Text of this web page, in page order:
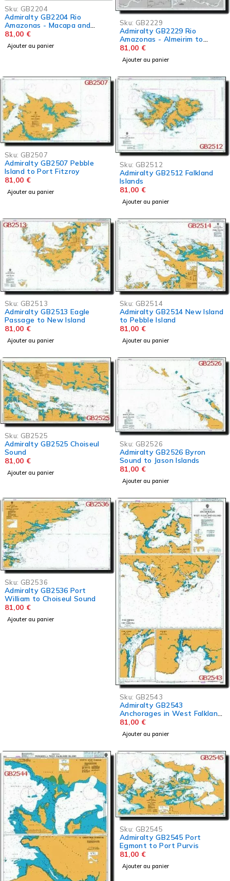
Sku: GB2204
Admiralty GB2204 Rio
Amazonas - Macapa and
Belem to Almeirim
81,00 €
Ajouter au panier
Sku: GB2229
Admiralty GB2229 Rio
Amazonas - Almeirim to
Manaus
81,00 €
Ajouter au panier
Sku: GB2507
Admiralty GB2507 Pebble
Island to Port Fitzroy
81,00 €
Ajouter au panier
Sku: GB2512
Admiralty GB2512 Falkland
Islands
81,00 €
Ajouter au panier
Sku: GB2513
Admiralty GB2513 Eagle
Passage to New Island
81,00 €
Ajouter au panier
Sku: GB2514
Admiralty GB2514 New Island
to Pebble Island
81,00 €
Ajouter au panier
Sku: GB2525
Admiralty GB2525 Choiseul
Sound
81,00 €
Ajouter au panier
Sku: GB2526
Admiralty GB2526 Byron
Sound to Jason Islands
81,00 €
Ajouter au panier
Sku: GB2536
Admiralty GB2536 Port
William to Choiseul Sound
81,00 €
Ajouter au panier
Sku: GB2543
Admiralty GB2543
Anchorages in West Falkland
Island
81,00 €
Ajouter au panier
Sku: GB2545
Admiralty GB2545 Port
Egmont to Port Purvis
81,00 €
Ajouter au panier